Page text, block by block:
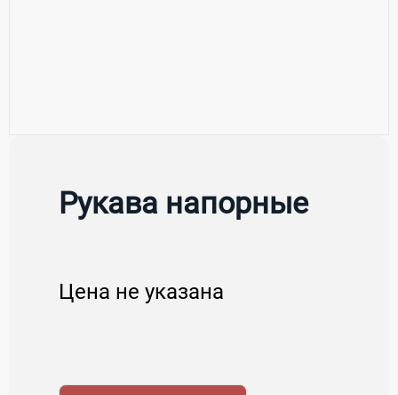
Рукава напорные
Цена не указана